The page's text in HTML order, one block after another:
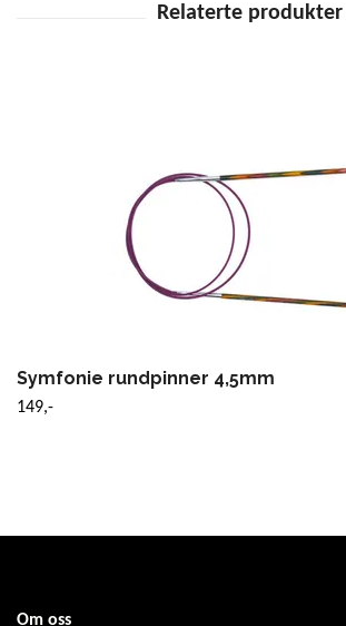
Symfonie rundpinner 4,5mm
149,-
Om oss